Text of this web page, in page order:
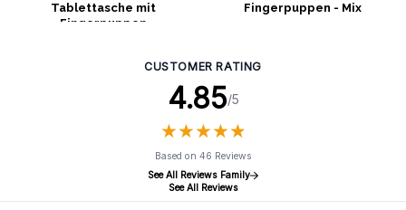
Tablettasche mit
Fingerpuppen
Fingerpuppen - Mix
CUSTOMER RATING
4.85/5
★★★★★
★★★★★
Based on 46 Reviews
See All Reviews Family
See All Reviews